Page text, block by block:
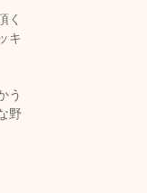
く
キ
う
野